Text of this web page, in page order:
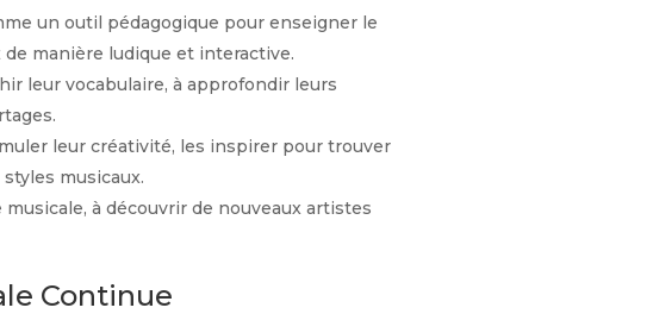
un outil pédagogique pour enseigner le
manière ludique et interactive.
leur vocabulaire, à approfondir leurs
leur créativité, les inspirer pour trouver
musicaux.
à découvrir de nouveaux artistes
Continue